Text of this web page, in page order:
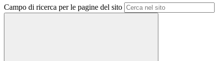
Campo di ricerca per le pagine del sito